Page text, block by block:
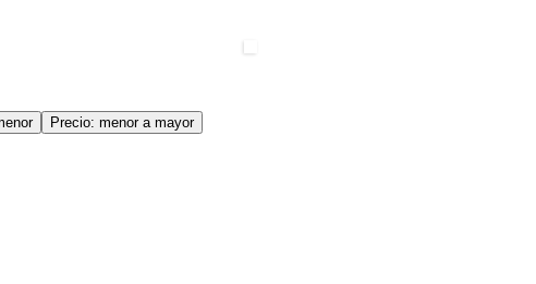
Precio: menor a mayor